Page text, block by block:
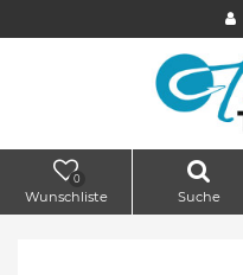
0
Wunschliste Suche